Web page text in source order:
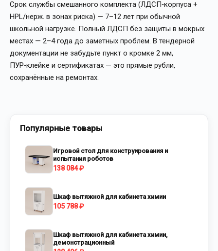
Срок службы смешанного комплекта (ЛДСП‑корпуса +
HPL/нерж. в зонах риска) — 7–12 лет при обычной
школьной нагрузке. Полный ЛДСП без защиты в мокрых
местах — 2–4 года до заметных проблем. В тендерной
документации не забудьте пункт о кромке 2 мм,
ПУР‑клейке и сертификатах — это прямые рубли,
сохранённые на ремонтах.
Популярные товары
Игровой стол для конструирования и
испытания роботов
138 084 ₽
Шкаф вытяжной для кабинета химии
105 788 ₽
Шкаф вытяжной для кабинета химии,
демонстрационный